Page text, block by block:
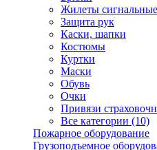
Жилеты
Защита рук
Каски, шапки
Костюмы
Куртки
Маски
Обувь
Очки
Привязи
Все категории (10)
Пожарное оборудование
Грузоподъемное